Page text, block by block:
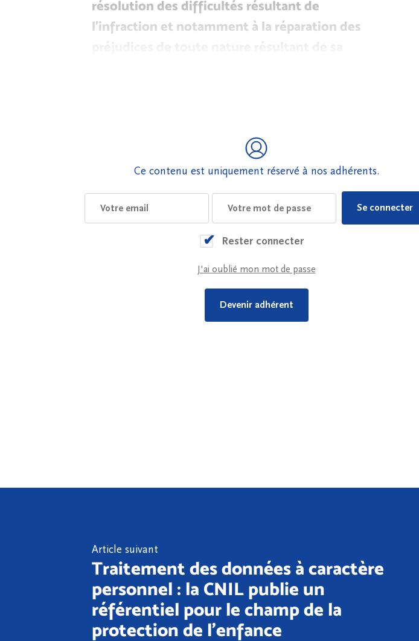
résolution des difficultés résultant de
l’infraction et notamment à la réparation des
Ce contenu est uniquement réservé à nos adhérents.
Rester connecter
J'ai oublié mon mot de passe
Devenir adhérent
Article suivant
Traitement des données à caractère
personnel : la CNIL publie un
référentiel pour le champ de la
protection de l'enfance